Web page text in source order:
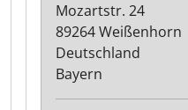
Mozartstr. 24
89264 Weißenhorn
Deutschland
Bayern